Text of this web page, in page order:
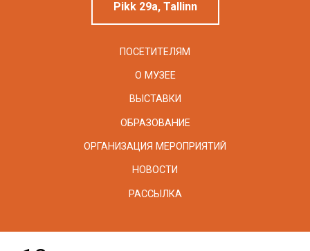
Pikk 29a, Tallinn
ПОСЕТИТЕЛЯМ
О МУЗЕЕ
ВЫСТАВКИ
ОБРАЗОВАНИЕ
ОРГАНИЗАЦИЯ МЕРОПРИЯТИЙ
НОВОСТИ
РАССЫЛКА